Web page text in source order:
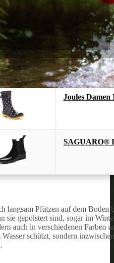
Dunlop 1906
Joules
SAGUARO®
langsam Pfützen auf dem
sie gepolstert sind, sogar im
auch in verschiedenen Farben
schützt, sondern